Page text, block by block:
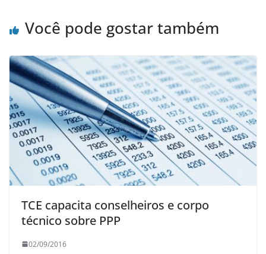
Você pode gostar também
TCE capacita conselheiros e corpo
técnico sobre PPP
02/09/2016